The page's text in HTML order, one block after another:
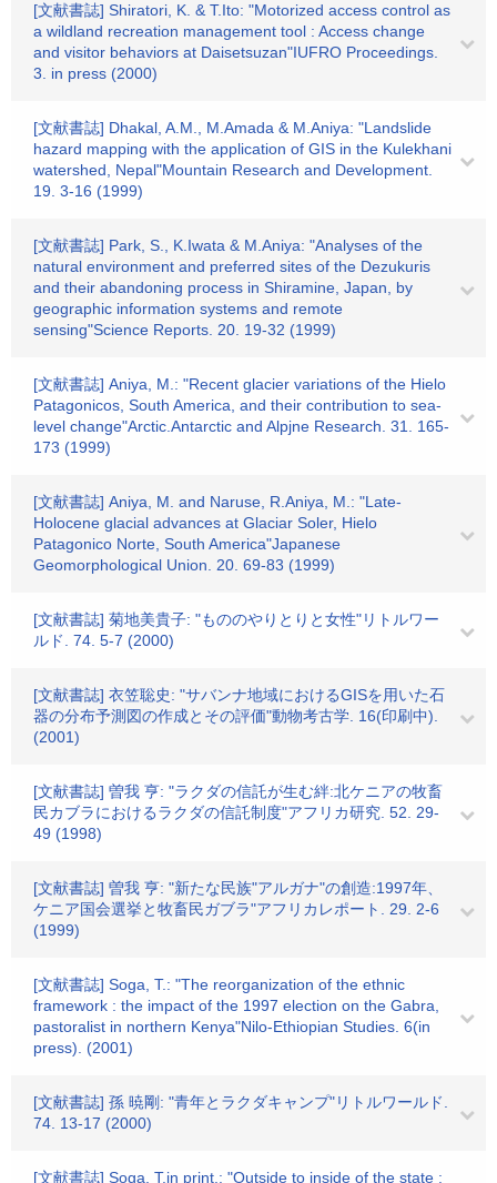
[文献書誌] Shiratori, K. & T.Ito: "Motorized access control as
a wildland recreation management tool : Access change
and visitor behaviors at Daisetsuzan"IUFRO Proceedings.
3. in press (2000)
[文献書誌] Dhakal, A.M., M.Amada & M.Aniya: "Landslide
hazard mapping with the application of GIS in the Kulekhani
watershed, Nepal"Mountain Research and Development.
19. 3-16 (1999)
[文献書誌] Park, S., K.Iwata & M.Aniya: "Analyses of the
natural environment and preferred sites of the Dezukuris
and their abandoning process in Shiramine, Japan, by
geographic information systems and remote
sensing"Science Reports. 20. 19-32 (1999)
[文献書誌] Aniya, M.: "Recent glacier variations of the Hielo
Patagonicos, South America, and their contribution to sea-
level change"Arctic.Antarctic and Alpjne Research. 31. 165-
173 (1999)
[文献書誌] Aniya, M. and Naruse, R.Aniya, M.: "Late-
Holocene glacial advances at Glaciar Soler, Hielo
Patagonico Norte, South America"Japanese
Geomorphological Union. 20. 69-83 (1999)
[文献書誌] 菊地美貴子: "もののやりとりと女性"リトルワー
ルド. 74. 5-7 (2000)
[文献書誌] 衣笠聡史: "サバンナ地域におけるGISを用いた石
器の分布予測図の作成とその評価"動物考古学. 16(印刷中).
(2001)
[文献書誌] 曽我 亨: "ラクダの信託が生む絆:北ケニアの牧畜
民カブラにおけるラクダの信託制度"アフリカ研究. 52. 29-
49 (1998)
[文献書誌] 曽我 亨: "新たな民族"アルガナ"の創造:1997年、
ケニア国会選挙と牧畜民ガブラ"アフリカレポート. 29. 2-6
(1999)
[文献書誌] Soga, T.: "The reorganization of the ethnic
framework : the impact of the 1997 election on the Gabra,
pastoralist in northern Kenya"Nilo-Ethiopian Studies. 6(in
press). (2001)
[文献書誌] 孫 暁剛: "青年とラクダキャンプ"リトルワールド.
74. 13-17 (2000)
[文献書誌] Soga, T.in print.: "Outside to inside of the state :